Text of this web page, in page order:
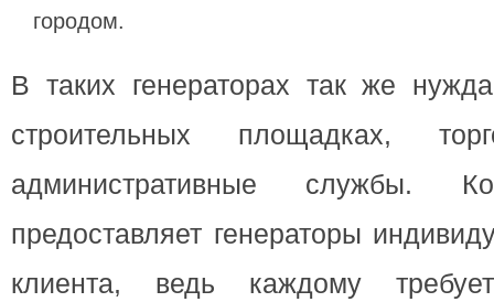
городом.
В таких генераторах так же
строительных площадках,
административные службы.
предоставляет генераторы
клиента, ведь каждому